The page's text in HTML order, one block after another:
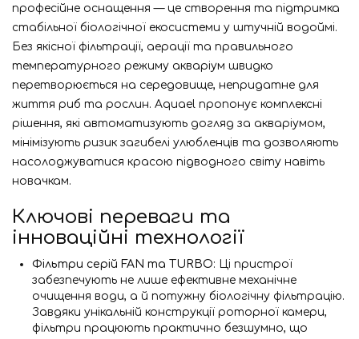
професійне оснащення — це створення та підтримка
стабільної біологічної екосистеми у штучній водоймі.
Без якісної фільтрації, аерації та правильного
температурного режиму акваріум швидко
перетворюється на середовище, непридатне для
життя риб та рослин. Aquael пропонує комплексні
рішення, які автоматизують догляд за акваріумом,
мінімізують ризик загибелі улюбленців та дозволяють
насолоджуватися красою підводного світу навіть
новачкам.
Ключові переваги та
інноваційні технології
Фільтри серій FAN та TURBO: Ці пристрої
забезпечують не лише ефективне механічне
очищення води, а й потужну біологічну фільтрацію.
Завдяки унікальній конструкції роторної камери,
фільтри працюють практично безшумно, що